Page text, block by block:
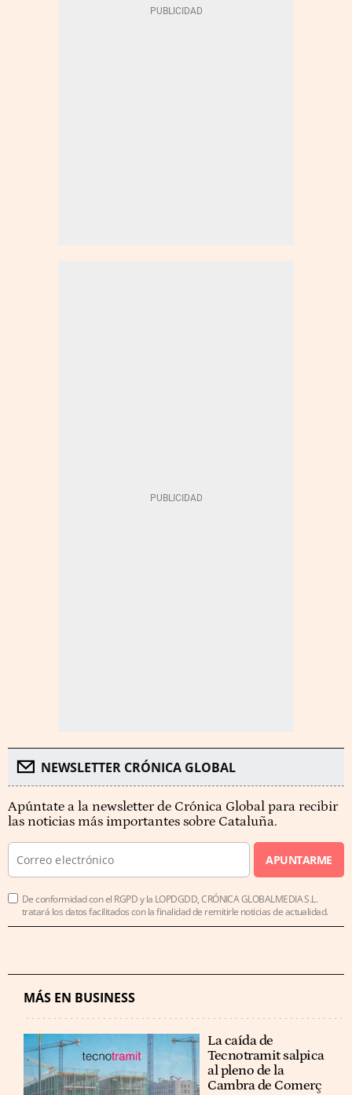
NEWSLETTER CRÓNICA GLOBAL
Apúntate a la newsletter de Crónica Global para recibir
las noticias más importantes sobre Cataluña.
APUNTARME
De conformidad con el RGPD y la LOPDGDD, CRÓNICA GLOBALMEDIA S.L.
tratará los datos facilitados con la finalidad de remitirle noticias de actualidad.
MÁS EN BUSINESS
La caída de
Tecnotramit salpica
al pleno de la
Cambra de Comerç